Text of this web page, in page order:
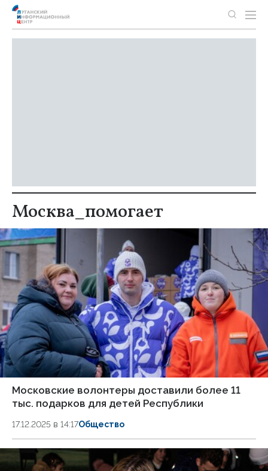
Москва_помогает
Московские волонтеры доставили более 11
тыс. подарков для детей Республики
17.12.2025 в 14:17Общество